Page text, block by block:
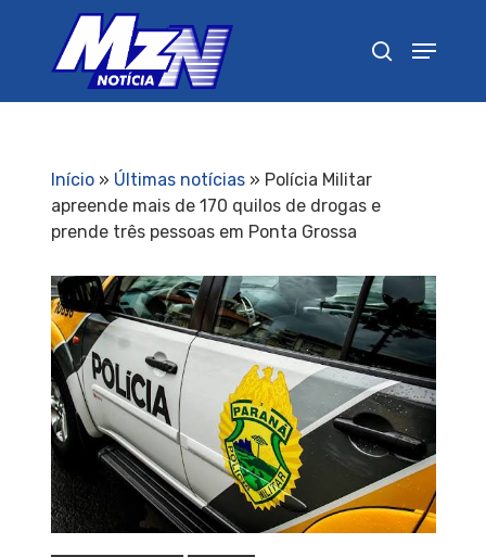
Início» Últimas notícias» Polícia Militar
apreende mais de 170 quilos de drogas e
prende três pessoas em Ponta Grossa